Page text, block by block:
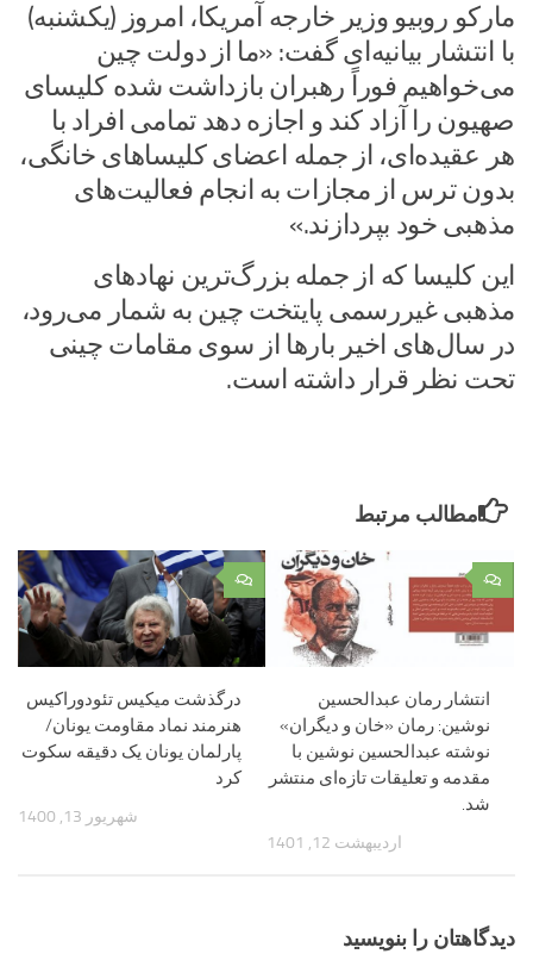
مارکو روبیو وزیر خارجه آمریکا، امروز (یکشنبه)
با انتشار بیانیه‌ای گفت: «ما از دولت چین
می‌خواهیم فوراً رهبران بازداشت ‌شده کلیسای
صهیون را آزاد کند و اجازه دهد تمامی افراد با
هر عقیده‌ای، از جمله اعضای کلیساهای خانگی،
بدون ترس از مجازات به انجام فعالیت‌های
مذهبی خود بپردازند.»
این کلیسا که از جمله بزرگ‌ترین نهادهای
مذهبی غیررسمی پایتخت چین به شمار می‌رود،
در سال‌های اخیر بارها از سوی مقامات چینی
تحت نظر قرار داشته است.
مطالب مرتبط
۰
درگذشت میکیس تئودوراکیس
هنرمند نماد مقاومت یونان/
پارلمان یونان یک دقیقه سکوت
کرد
شهریور 13, 1400
۰
انتشار رمان عبدالحسین
نوشین: رمان «خان و دیگران»
نوشته عبدالحسین نوشین با
مقدمه و تعلیقات تازه‌ای منتشر
شد.
اردیبهشت 12, 1401
دیدگاهتان را بنویسید